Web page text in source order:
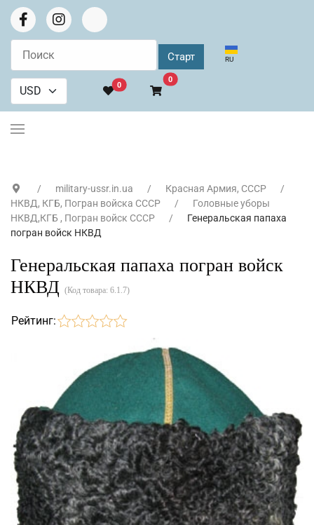
Выберите язык
RU
0
0В корзину
military-ussr.in.ua
Красная Армия, СССР
НКВД, КГБ, Погран войска СССР
Головные уборы
НКВД,КГБ , Погран войск СССР
Генеральская папаха
погран войск НКВД
Генеральская папаха погран войск
НКВД (Код товара: 6.1.7)
Рейтинг: